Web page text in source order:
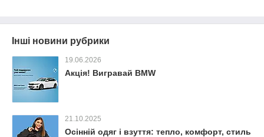
Інші новини рубрики
19.06.2026
Акція! Вигравай BMW
21.10.2025
Осінній одяг і взуття: тепло, комфорт, стиль